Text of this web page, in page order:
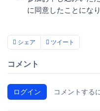
に同意したことになり
シェア ツイート
コメント
ログイン コメントする